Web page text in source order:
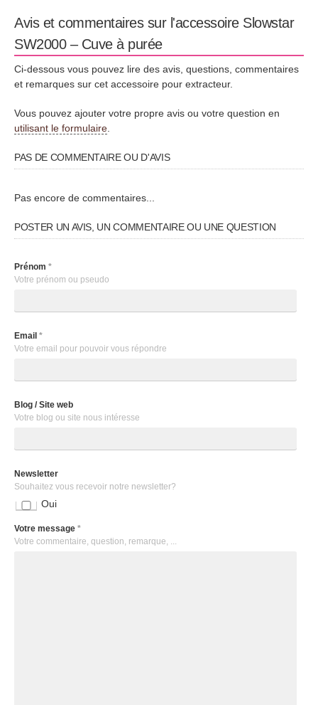
Avis et commentaires sur l'accessoire Slowstar
SW2000 – Cuve à purée
Ci-dessous vous pouvez lire des avis, questions, commentaires
et remarques sur cet accessoire pour extracteur.
Vous pouvez ajouter votre propre avis ou votre question en
utilisant le formulaire.
PAS DE COMMENTAIRE OU D'AVIS
Pas encore de commentaires...
POSTER UN AVIS, UN COMMENTAIRE OU UNE QUESTION
Prénom *
Votre prénom ou pseudo
Email *
Votre email pour pouvoir vous répondre
Blog / Site web
Votre blog ou site nous intéresse
Newsletter
Souhaitez vous recevoir notre newsletter?
Oui
Votre message *
Votre commentaire, question, remarque, ...